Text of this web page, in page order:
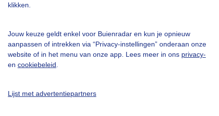
klikken.
Jouw keuze geldt enkel voor Buienradar en kun je opnieuw
aanpassen of intrekken via “Privacy-instellingen” onderaan onze
website of in het menu van onze app. Lees meer in ons privacy-
en cookiebeleid
Lijst met advertentiepartners
Buienradar Team
Privacy beleid
Privacy instellingen